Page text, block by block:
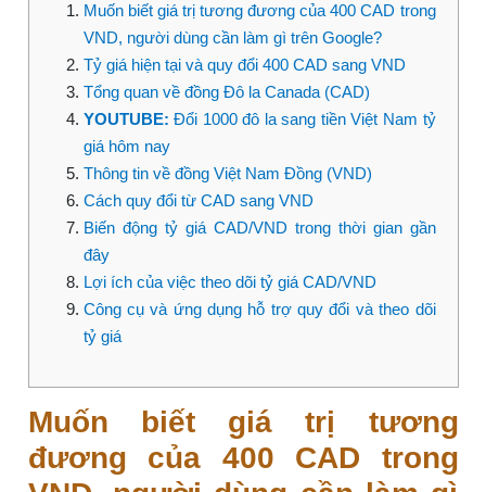
Muốn biết giá trị tương đương của 400 CAD trong
VND, người dùng cần làm gì trên Google?
Tỷ giá hiện tại và quy đổi 400 CAD sang VND
Tổng quan về đồng Đô la Canada (CAD)
YOUTUBE:Đổi 1000 đô la sang tiền Việt Nam tỷ
giá hôm nay
Thông tin về đồng Việt Nam Đồng (VND)
Cách quy đổi từ CAD sang VND
Biến động tỷ giá CAD/VND trong thời gian gần
đây
Lợi ích của việc theo dõi tỷ giá CAD/VND
Công cụ và ứng dụng hỗ trợ quy đổi và theo dõi
tỷ giá
Muốn biết giá trị tương
đương của 400 CAD trong